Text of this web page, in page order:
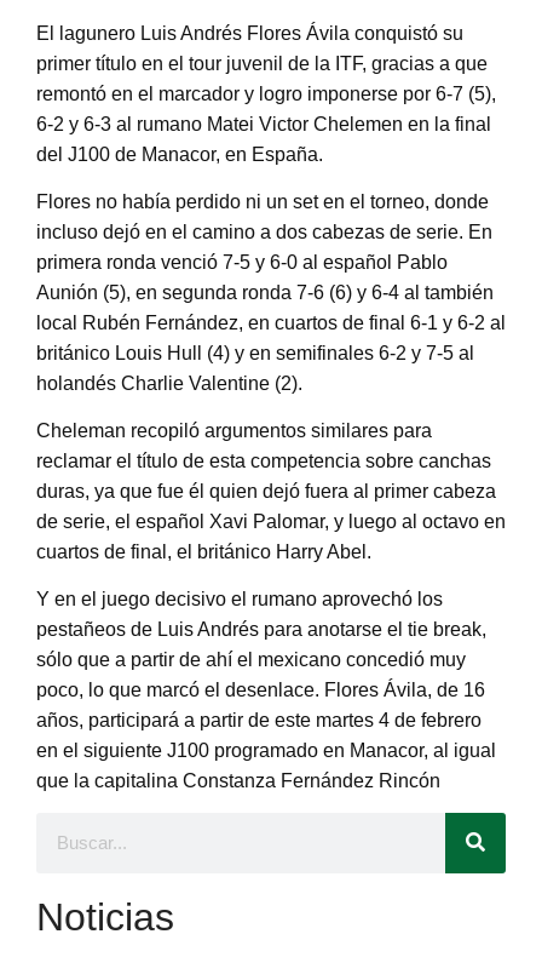
El lagunero Luis Andrés Flores Ávila conquistó su
primer título en el tour juvenil de la ITF, gracias a que
remontó en el marcador y logro imponerse por 6-7 (5),
6-2 y 6-3 al rumano Matei Victor Chelemen en la final
del J100 de Manacor, en España.
Flores no había perdido ni un set en el torneo, donde
incluso dejó en el camino a dos cabezas de serie. En
primera ronda venció 7-5 y 6-0 al español Pablo
Aunión (5), en segunda ronda 7-6 (6) y 6-4 al también
local Rubén Fernández, en cuartos de final 6-1 y 6-2 al
británico Louis Hull (4) y en semifinales 6-2 y 7-5 al
holandés Charlie Valentine (2).
Cheleman recopiló argumentos similares para
reclamar el título de esta competencia sobre canchas
duras, ya que fue él quien dejó fuera al primer cabeza
de serie, el español Xavi Palomar, y luego al octavo en
cuartos de final, el británico Harry Abel.
Y en el juego decisivo el rumano aprovechó los
pestañeos de Luis Andrés para anotarse el tie break,
sólo que a partir de ahí el mexicano concedió muy
poco, lo que marcó el desenlace. Flores Ávila, de 16
años, participará a partir de este martes 4 de febrero
en el siguiente J100 programado en Manacor, al igual
que la capitalina Constanza Fernández Rincón
Noticias